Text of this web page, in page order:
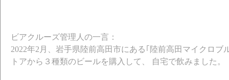
ビアクルーズ管理人の一言：
2022年2月、岩手県陸前高田市にある｢陸前高田マイクロブ
トアから３種類のビールを購入して、 自宅で飲みました。